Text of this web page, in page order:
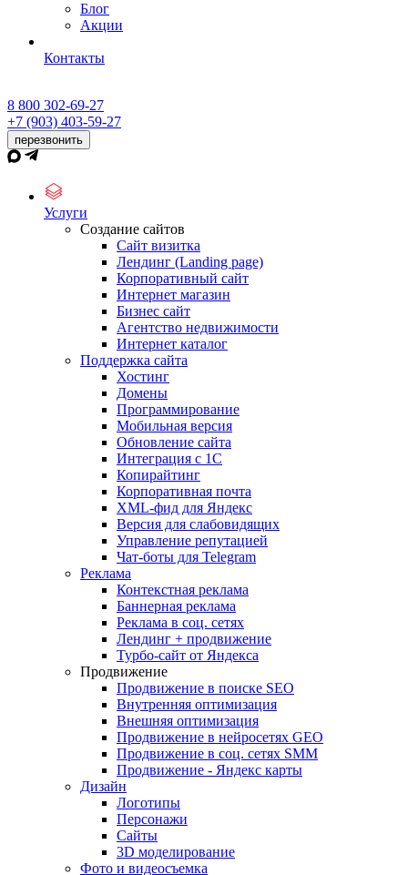
Блог
Акции
Контакты
8 800 302-69-27
+7 (903) 403-59-27
перезвонить
Услуги
Создание сайтов
Сайт визитка
Лендинг (Landing page)
Корпоративный сайт
Интернет магазин
Бизнес сайт
Агентство недвижимости
Интернет каталог
Поддержка сайта
Хостинг
Домены
Программирование
Мобильная версия
Обновление сайта
Интеграция с 1С
Копирайтинг
Корпоративная почта
XML-фид для Яндекс
Версия для слабовидящих
Управление репутацией
Чат-боты для Telegram
Реклама
Контекстная реклама
Баннерная реклама
Реклама в соц. сетях
Лендинг + продвижение
Турбо-сайт от Яндекса
Продвижение
Продвижение в поиске SEO
Внутренняя оптимизация
Внешняя оптимизация
Продвижение в нейросетях GEO
Продвижение в соц. сетях SMM
Продвижение - Яндекс карты
Дизайн
Логотипы
Персонажи
Сайты
3D моделирование
Фото и видеосъемка